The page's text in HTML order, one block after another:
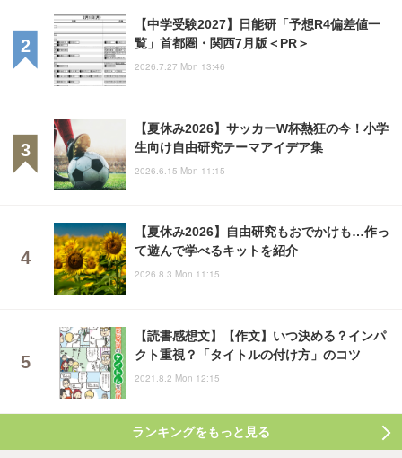
【中学受験2027】日能研「予想R4偏差値一
覧」首都圏・関西7月版＜PR＞
2026.7.27 Mon 13:46
【夏休み2026】サッカーW杯熱狂の今！小学
生向け自由研究テーマアイデア集
2026.6.15 Mon 11:15
【夏休み2026】自由研究もおでかけも…作っ
て遊んで学べるキットを紹介
2026.8.3 Mon 11:15
【読書感想文】【作文】いつ決める？インパ
クト重視？「タイトルの付け方」のコツ
2021.8.2 Mon 12:15
ランキングをもっと見る